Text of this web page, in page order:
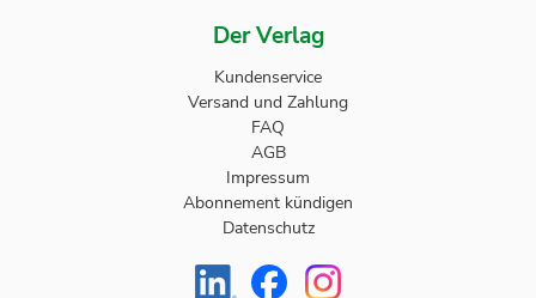
Der Verlag
Kundenservice
Versand und Zahlung
FAQ
AGB
Impressum
Abonnement kündigen
Datenschutz